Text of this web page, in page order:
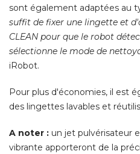
sont également adaptées au
suffit de fixer une lingette et
CLEAN pour que le robot
sélectionne le mode de
iRobot.
Pour plus d'économies, il est
des lingettes lavables et
A noter : un jet pulvérisateur
vibrante apporteront de la